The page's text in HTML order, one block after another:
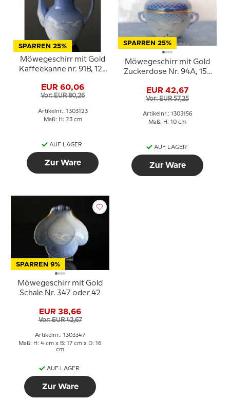
SPARREN 25%
Möwegeschirr mit Gold
Kaffeekanne nr. 91B, 123
cl.
EUR 60,06
Vor: EUR 80,26
Artikelnr.: 1303123
Maß: H: 23 cm
AUF LAGER
Zur Ware
SPARREN 25%
Möwegeschirr mit Gold
Zuckerdose Nr. 94A, 156
EUR 42,67
Vor: EUR 57,25
Artikelnr.: 1303156
Maß: H: 10 cm
AUF LAGER
Zur Ware
SPARREN 9%
Möwegeschirr mit Gold
Schale Nr. 347 oder 42
EUR 38,66
Vor: EUR 42,67
Artikelnr.: 1303347
Maß: H: 4 cm x B: 17 cm x D: 16
cm
AUF LAGER
Zur Ware